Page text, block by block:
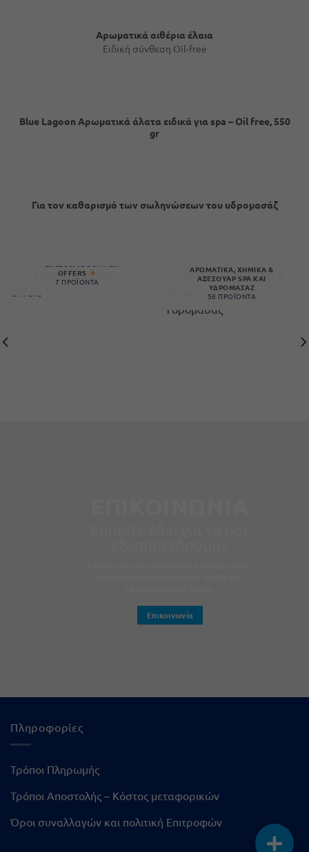
Αρωματικά αιθέρια έλαια
Ειδική σύνθεση Oil-free
Blue Lagoon Αρωματικά άλατα ειδικά για spa – Oil free, 550
gr
Για τον καθαρισμό των σωληνώσεων του υδρομασάζ
OFFERS
7 ΠΡΟΪΌΝΤΑ
ΑΡΩΜΑΤΙΚΆ, ΧΗΜΙΚΆ &
ΑΞΕΣΟΥΆΡ SPA ΚΑΙ
ΥΔΡΟΜΑΣΆΖ
56 ΠΡΟΪΌΝΤΑ
Επικοινωνία
Πληροφορίες
Τρόποι Πληρωμής
Τρόποι Αποστολής – Κόστος μεταφορικών
Όροι συναλλαγών και πολιτική Επιτροφών